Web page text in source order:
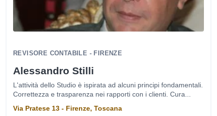
REVISORE CONTABILE - FIRENZE
Alessandro Stilli
L'attività dello Studio è ispirata ad alcuni principi fondamentali.
Correttezza e trasparenza nei rapporti con i clienti. Cura...
Via Pratese 13 - Firenze, Toscana